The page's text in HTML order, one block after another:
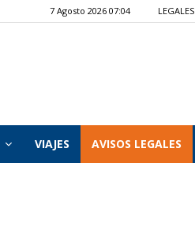
7 Agosto 2026 07:04 LEGALES
VIAJES AVISOS LEGALES